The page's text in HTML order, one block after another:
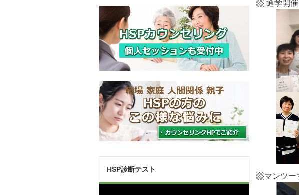
▩ 通学開催
▩マンツー
HSP診断テスト